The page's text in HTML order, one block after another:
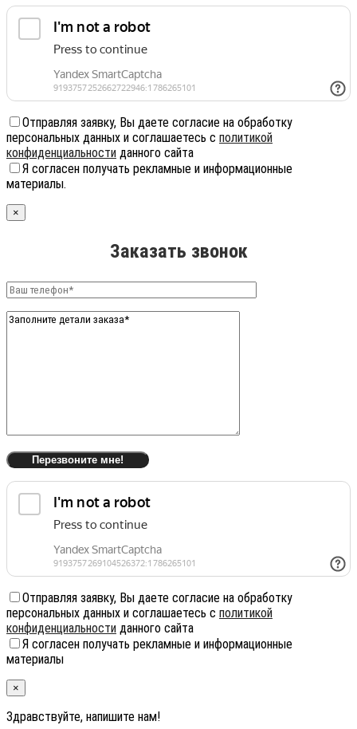
Отправляя заявку, Вы даете согласие на обработку
персональных данных и соглашаетесь с политикой
конфиденциальности данного сайта
Я согласен получать рекламные и информационные
материалы.
×
Заказать звонок
Отправляя заявку, Вы даете согласие на обработку
персональных данных и соглашаетесь с политикой
конфиденциальности данного сайта
Я согласен получать рекламные и информационные
материалы
×
Здравствуйте, напишите нам!